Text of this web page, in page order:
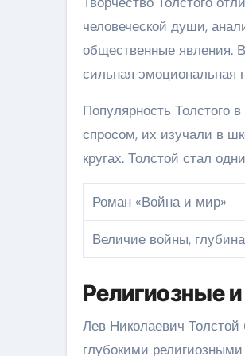
человеческой души,
общественные явления.
сильная эмоциональная
Популярность Толстого
спросом, их изучали в
кругах. Толстой стал
Роман «Война и мир»
Величие войны,
Религиозные
Лев Николаевич
глубокими